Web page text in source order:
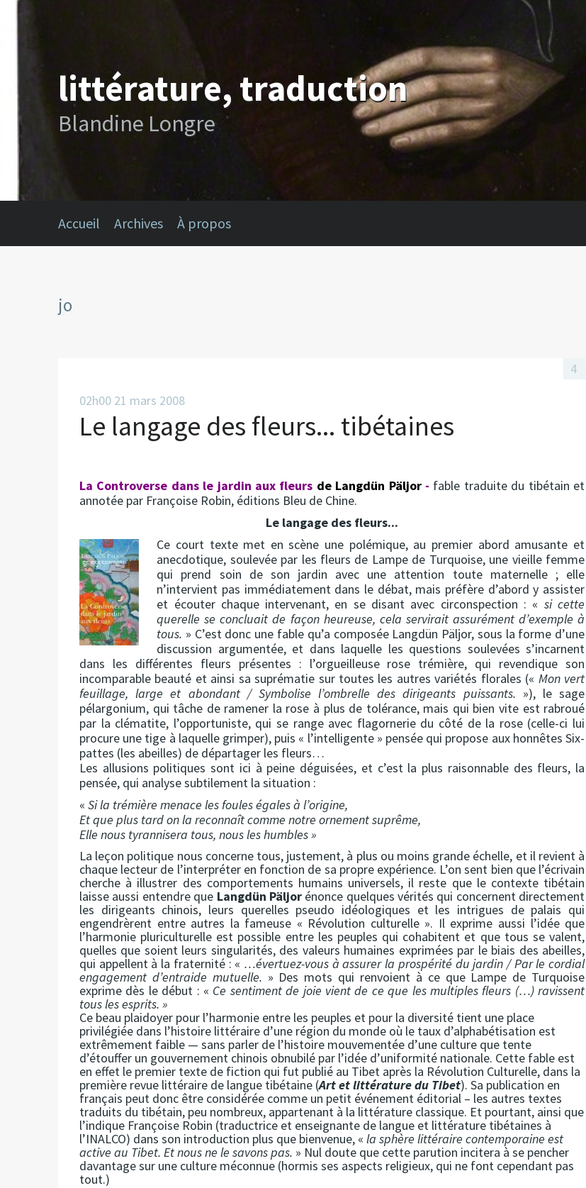
littérature, traduction
Blandine Longre
Accueil Archives À propos
jo
02h00 21 mars 2008
Le langage des fleurs... tibétaines
La Controverse dans le jardin aux fleurs de Langdün Päljor - fable traduite du tibétain et
annotée par Françoise Robin, éditions Bleu de Chine.
Le langage des fleurs...
Ce court texte met en scène une polémique, au premier abord amusante et
anecdotique, soulevée par les fleurs de Lampe de Turquoise, une vieille femme
qui prend soin de son jardin avec une attention toute maternelle ; elle
n’intervient pas immédiatement dans le débat, mais préfère d’abord y assister
et écouter chaque intervenant, en se disant avec circonspection : « si cette
querelle se concluait de façon heureuse, cela servirait assurément d’exemple à
tous. » C’est donc une fable qu’a composée Langdün Päljor, sous la forme d’une
discussion argumentée, et dans laquelle les questions soulevées s’incarnent
dans les différentes fleurs présentes : l’orgueilleuse rose trémière, qui revendique son
incomparable beauté et ainsi sa suprématie sur toutes les autres variétés florales (« Mon vert
feuillage, large et abondant / Symbolise l’ombrelle des dirigeants puissants. »), le sage
pélargonium, qui tâche de ramener la rose à plus de tolérance, mais qui bien vite est rabroué
par la clématite, l’opportuniste, qui se range avec flagornerie du côté de la rose (celle-ci lui
procure une tige à laquelle grimper), puis « l’intelligente » pensée qui propose aux honnêtes Six-
pattes (les abeilles) de départager les fleurs…
Les allusions politiques sont ici à peine déguisées, et c’est la plus raisonnable des fleurs, la
pensée, qui analyse subtilement la situation :
« Si la trémière menace les foules égales à l’origine,
Et que plus tard on la reconnaît comme notre ornement suprême,
Elle nous tyrannisera tous, nous les humbles »
La leçon politique nous concerne tous, justement, à plus ou moins grande échelle, et il revient à
chaque lecteur de l’interpréter en fonction de sa propre expérience. L’on sent bien que l’écrivain
cherche à illustrer des comportements humains universels, il reste que le contexte tibétain
laisse aussi entendre que Langdün Päljorénonce quelques vérités qui concernent directement
les dirigeants chinois, leurs querelles pseudo idéologiques et les intrigues de palais qui
engendrèrent entre autres la fameuse « Révolution culturelle ». Il exprime aussi l’idée que
l’harmonie pluriculturelle est possible entre les peuples qui cohabitent et que tous se valent,
quelles que soient leurs singularités, des valeurs humaines exprimées par le biais des abeilles,
qui appellent à la fraternité : « …évertuez-vous à assurer la prospérité du jardin / Par le cordial
engagement d’entraide mutuelle. » Des mots qui renvoient à ce que Lampe de Turquoise
exprime dès le début : « Ce sentiment de joie vient de ce que les multiples fleurs (…) ravissent
tous les esprits. »
Ce beau plaidoyer pour l’harmonie entre les peuples et pour la diversité tient une place
privilégiée dans l’histoire littéraire d’une région du monde où le taux d’alphabétisation est
extrêmement faible — sans parler de l’histoire mouvementée d’une culture que tente
d’étouffer un gouvernement chinois obnubilé par l’idée d’uniformité nationale. Cette fable est
en effet le premier texte de fiction qui fut publié au Tibet après la Révolution Culturelle, dans la
première revue littéraire de langue tibétaine (Art et littérature du Tibet). Sa publication en
français peut donc être considérée comme un petit événement éditorial – les autres textes
traduits du tibétain, peu nombreux, appartenant à la littérature classique. Et pourtant, ainsi que
l’indique Françoise Robin (traductrice et enseignante de langue et littérature tibétaines à
l’INALCO) dans son introduction plus que bienvenue, « la sphère littéraire contemporaine est
active au Tibet. Et nous ne le savons pas. » Nul doute que cette parution incitera à se pencher
davantage sur une culture méconnue (hormis ses aspects religieux, qui ne font cependant pas
tout.)
4